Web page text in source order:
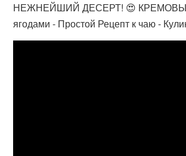
НЕЖНЕЙШИЙ ДЕСЕРТ! 😍
ягодами - Простой Рецепт к чаю -